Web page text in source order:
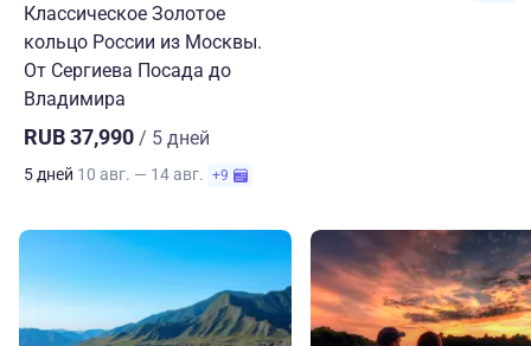
Классическое Золотое
кольцо России из Москвы.
От Сергиева Посада до
Владимира
RUB 37,990 / 5 дней
5 дней 10 авг. — 14 авг. +9